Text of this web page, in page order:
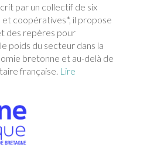
par un collectif de six
et coopératives*, il propose
des repères pour
poids du secteur dans la
bretonne et au-delà de
française. Lire